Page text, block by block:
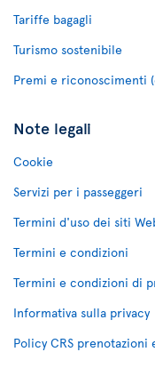
Tariffe bagagli
Turismo sostenibile
Premi e riconoscimenti
Note legali
Cookie
Servizi per i passeggeri
Termini d'uso dei siti
Termini e condizioni
Termini e condizioni di
Informativa sulla privacy
Policy CRS prenotazioni